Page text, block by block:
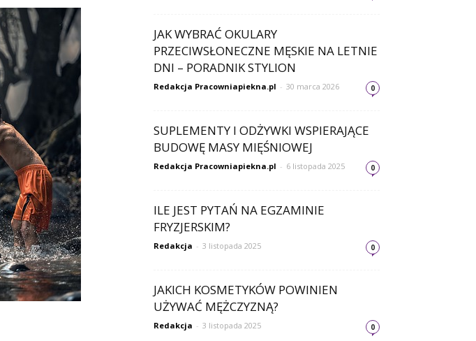
JAK WYBRAĆ OKULARY
PRZECIWSŁONECZNE MĘSKIE NA LETNIE
DNI – PORADNIK STYLION
Redakcja Pracowniapiekna.pl - 30 marca 2026 0
SUPLEMENTY I ODŻYWKI WSPIERAJĄCE
BUDOWĘ MASY MIĘŚNIOWEJ
Redakcja Pracowniapiekna.pl - 6 listopada 2025 0
ILE JEST PYTAŃ NA EGZAMINIE
FRYZJERSKIM?
Redakcja - 3 listopada 2025 0
JAKICH KOSMETYKÓW POWINIEN
UŻYWAĆ MĘŻCZYZNĄ?
Redakcja - 3 listopada 2025 0